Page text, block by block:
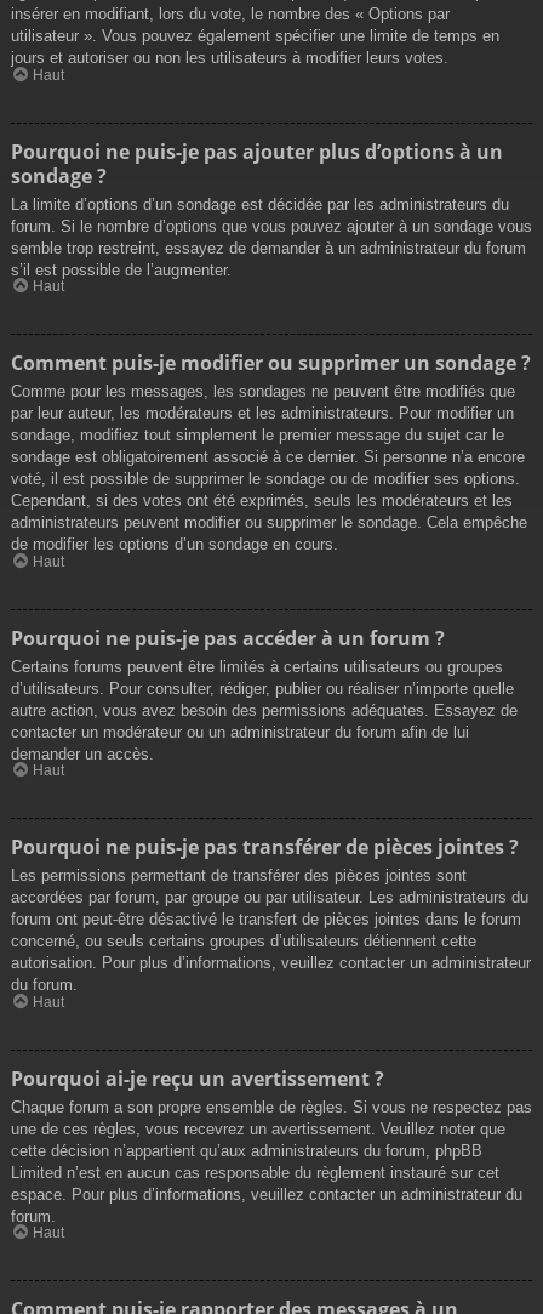
insérer en modifiant, lors du vote, le nombre des « Options par
utilisateur ». Vous pouvez également spécifier une limite de temps en
jours et autoriser ou non les utilisateurs à modifier leurs votes.
Haut
Pourquoi ne puis-je pas ajouter plus d’options à un
sondage ?
La limite d’options d’un sondage est décidée par les administrateurs du
forum. Si le nombre d’options que vous pouvez ajouter à un sondage vous
semble trop restreint, essayez de demander à un administrateur du forum
s’il est possible de l’augmenter.
Haut
Comment puis-je modifier ou supprimer un sondage ?
Comme pour les messages, les sondages ne peuvent être modifiés que
par leur auteur, les modérateurs et les administrateurs. Pour modifier un
sondage, modifiez tout simplement le premier message du sujet car le
sondage est obligatoirement associé à ce dernier. Si personne n’a encore
voté, il est possible de supprimer le sondage ou de modifier ses options.
Cependant, si des votes ont été exprimés, seuls les modérateurs et les
administrateurs peuvent modifier ou supprimer le sondage. Cela empêche
de modifier les options d’un sondage en cours.
Haut
Pourquoi ne puis-je pas accéder à un forum ?
Certains forums peuvent être limités à certains utilisateurs ou groupes
d’utilisateurs. Pour consulter, rédiger, publier ou réaliser n’importe quelle
autre action, vous avez besoin des permissions adéquates. Essayez de
contacter un modérateur ou un administrateur du forum afin de lui
demander un accès.
Haut
Pourquoi ne puis-je pas transférer de pièces jointes ?
Les permissions permettant de transférer des pièces jointes sont
accordées par forum, par groupe ou par utilisateur. Les administrateurs du
forum ont peut-être désactivé le transfert de pièces jointes dans le forum
concerné, ou seuls certains groupes d’utilisateurs détiennent cette
autorisation. Pour plus d’informations, veuillez contacter un administrateur
du forum.
Haut
Pourquoi ai-je reçu un avertissement ?
Chaque forum a son propre ensemble de règles. Si vous ne respectez pas
une de ces règles, vous recevrez un avertissement. Veuillez noter que
cette décision n’appartient qu’aux administrateurs du forum, phpBB
Limited n’est en aucun cas responsable du règlement instauré sur cet
espace. Pour plus d’informations, veuillez contacter un administrateur du
forum.
Haut